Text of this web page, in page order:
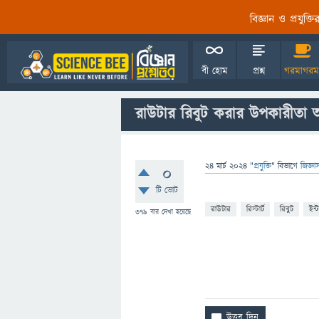
বিজ্ঞান ও
বী হোম প্রশ্ন
রাউটার রিবুট করার
0
টি ভোট
379 বার দেখা হয়েছে
24 মার্চ 2024 "প্রযুক্তি" বিভাগে
রাউটার রিস্টার্ট রিবুট